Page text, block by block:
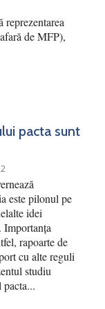
reprezentarea
de MFP),
pacta sunt
este pilonul pe
idei
Importanța
rapoarte de
cu alte reguli
studiu